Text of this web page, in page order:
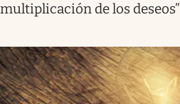
multiplicación de los deseos”